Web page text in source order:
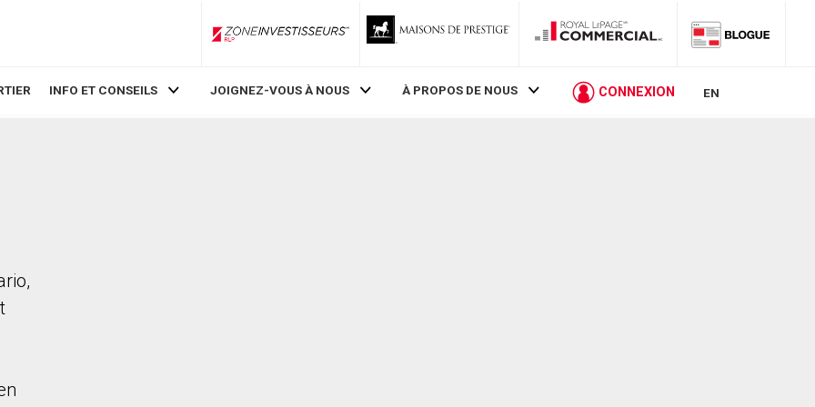
ZoneInvestisseurs RLP
INFO ET CONSEILS JOIGNEZ-VOUS À NOUS À PROPOS DE NOUS CONNEXION EN